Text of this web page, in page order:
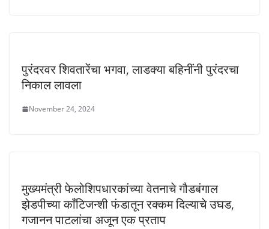
पुरंदरवर शिवतारेंचा भगवा, लाडक्या बहिनींनी पुरंदरचा
निकाल लावला
November 24, 2024
मुख्यमंत्री फेलोशिपधारकांच्या वेतनाचे गौडबंगाल
झेडपीच्या काँटिजन्शी फंडातून रक्कम दिल्याचे उघड,
गजानन पाटलांचा अजून एक प्रताप